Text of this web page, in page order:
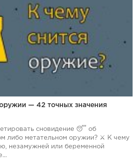
— 42 точных значения
сновидение 😴 об
либо метательном оружии? ⚔ К чему
незамужней или беременной